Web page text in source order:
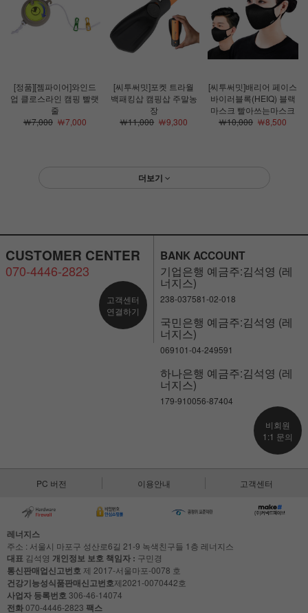
[정품][젬파이어]와인드
업 클로스라인 캠핑 빨랫
줄
￦7,000￦7,000
[씨투써밋]포켓 트라월
백패킹삽 캠핑삽 주말농
장
￦11,000 ￦9,300
[씨투써밋]배리어 페이스
바이러블록(HEIQ) 블랙
마스크 빨아쓰는마스크
￦10,000 ￦8,500
더보기
CUSTOMER CENTER
070-4446-2823
고객센터
연결하기
BANK ACCOUNT
기업은행 예금주:김석영 (레
너지스)
238-037581-02-018
국민은행 예금주:김석영 (레
너지스)
069101-04-249591
하나은행 예금주:김석영 (레
너지스)
179-910056-87404
비회원
1:1 문의
PC 버전 이용안내 고객센터
레너지스
주소 : 서울시 마포구 성산로6길 21-9 녹색친구들 1층 레너지스
대표 김석영 개인정보 보호 책임자 : 구민경
통신판매업신고번호제 2017-서울마포-0078 호
건강기능성식품판매신고번호제2021-0070442호
사업자 등록번호306-46-14074
전화070-4446-2823 팩스